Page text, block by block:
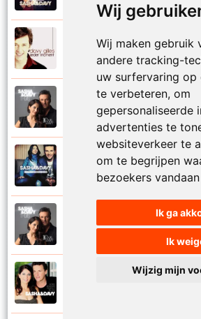
Wij
Wij maken gebruik
andere tracking-
uw surfervaring op
te verbeteren, om
gepersonaliseerde
advertenties te
websiteverkeer te
om te begrijpen
bezoekers
Ik ga
Ik
Wijzig mijn
Davy Gilles
Ieder moment
Davy Gilles
Ik had je alles gegeven
Sasha en Davy
Ik heb je lief mijn hele leven
Ik heb je nodig